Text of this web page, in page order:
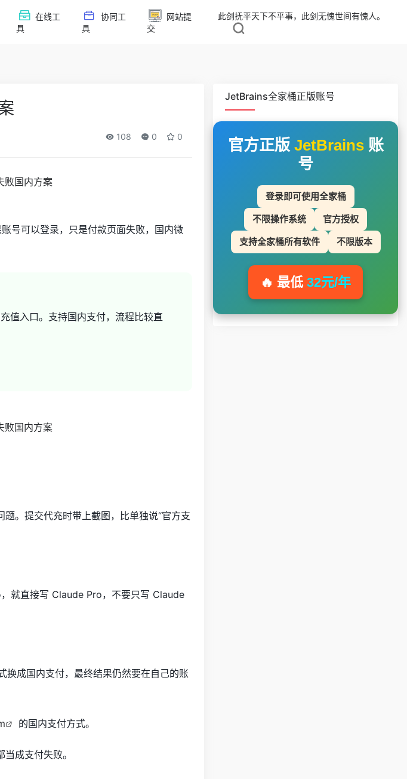
在线工
具
协同工
具
网站提
交
此剑抚平天下不平事，此剑无愧世间有愧人。
108 0 0
号可以登录，只是付款页面失败，国内微
值入口。支持国内支付，流程比较直
。提交代充时带上截图，比单独说“官方支
就直接写 Claude Pro，不要只写 Claude
成国内支付，最终结果仍然要在自己的账
的国内支付方式。
成支付失败。
JetBrains全家桶正版账号
官方正版 JetBrains账
号
登录即可使用全家桶
不限操作系统 官方授权
支持全家桶所有软件 不限版本
🔥 最低 32元/年